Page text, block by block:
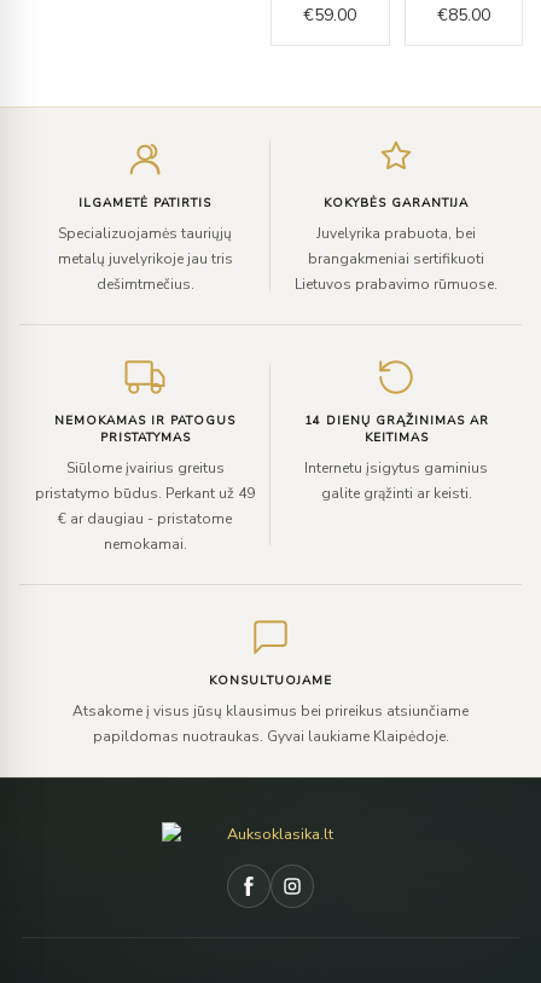
€59.00 €85.00
ILGAMETĖ PATIRTIS
Specializuojamės tauriųjų
metalų juvelyrikoje jau tris
dešimtmečius.
KOKYBĖS GARANTIJA
Juvelyrika prabuota, bei
brangakmeniai sertifikuoti
Lietuvos prabavimo rūmuose.
NEMOKAMAS IR PATOGUS
PRISTATYMAS
Siūlome įvairius greitus
pristatymo būdus. Perkant už 49
€ ar daugiau - pristatome
nemokamai.
14 DIENŲ GRĄŽINIMAS AR
KEITIMAS
Internetu įsigytus gaminius
galite grąžinti ar keisti.
KONSULTUOJAME
Atsakome į visus jūsų klausimus bei prireikus atsiunčiame
papildomas nuotraukas. Gyvai laukiame Klaipėdoje.